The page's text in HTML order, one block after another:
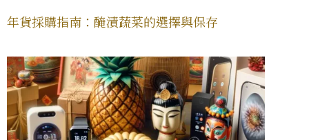
年貨採購指南：醃漬蔬菜的選擇與保存